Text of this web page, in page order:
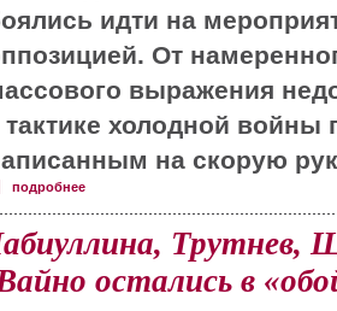
идти на
От
выражения
тактике холодной
на скорую
подробнее
Трутнев,
остались в